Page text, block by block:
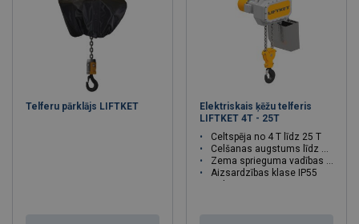
Telferu pārklājs LIFTKET
Elektriskais ķēžu telferis
LIFTKET 4T - 25T
Celtspēja no 4 T līdz 25 T
Celšanas augstums līdz 200 m
Zema sprieguma vadības strāva
Aizsardzības klase IP55